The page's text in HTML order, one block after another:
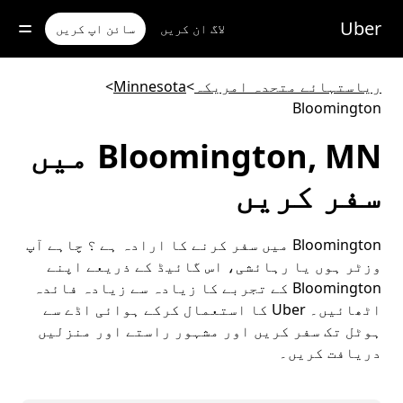
مواد
جائیں
Uber لاگ ان کریں سائن اپ کریں
ریاستہائے متحدہ امریکہ>
Minnesota
>
Bloomington
Bloomington, MN میں
سفر کریں
Bloomington میں سفر کرنے کا ارادہ ہے ؟ چاہے آپ
وزٹر ہوں یا رہائشی، اس گائیڈ کے ذریعے اپنے
Bloomington کے تجربے کا زیادہ سے زیادہ فائدہ
اٹھائیں۔ Uber کا استعمال کرکے ہوائی اڈے سے
ہوٹل تک سفر کریں اور مشہور راستے اور منزلیں
دریافت کریں۔